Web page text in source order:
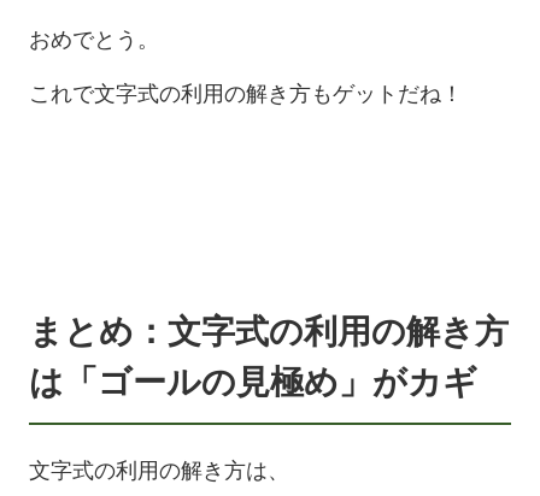
おめでとう。
これで文字式の利用の解き方もゲットだね！
まとめ：文字式の利用の解き方
は「ゴールの見極め」がカギ
文字式の利用の解き方は、